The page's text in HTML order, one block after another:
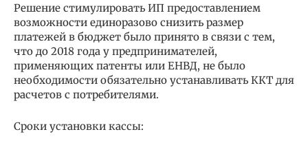
Решение стимулировать ИП предоставлением
возможности единоразово снизить размер
платежей в бюджет было принято в связи с тем,
что до 2018 года у предпринимателей,
применяющих патенты или ЕНВД, не было
необходимости обязательно устанавливать ККТ для
расчетов с потребителями.
Сроки установки кассы: